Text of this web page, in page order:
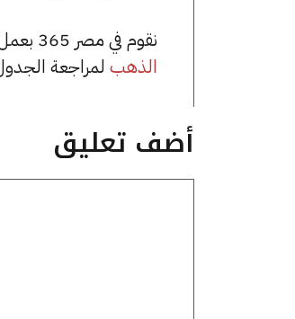
نقوم في مصر 365 بعمل تغطية مميزة لكافة أسعار الذهب في مصر، يمكنك الاطلاع على صفحة
الذهبلمراجعة
أضف تعليق